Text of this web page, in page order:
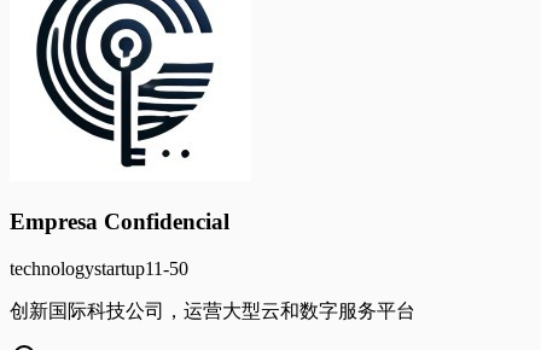
Empresa Confidencial
technologystartup11-50
创新国际科技公司，运营大型云和数字服务平台